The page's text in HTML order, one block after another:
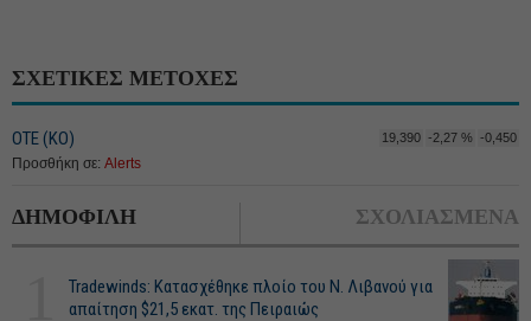
ΣΧΕΤΙΚΕΣ ΜΕΤΟΧΕΣ
ΟΤΕ (ΚΟ) 19,390 -2,27 % -0,450
Προσθήκη σε: Alerts
ΔΗΜΟΦΙΛΗ ΣΧΟΛΙΑΣΜΕΝΑ
Tradewinds: Κατασχέθηκε πλοίο του Ν. Λιβανού για
απαίτηση $21,5 εκατ. της Πειραιώς